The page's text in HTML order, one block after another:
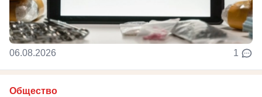
06.08.2026 1
Общество